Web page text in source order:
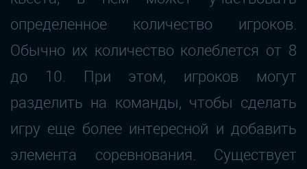
определенное количество игроков.
Обычно их количество колеблется от 8
до 10. При этом, игроков могут
разделить на команды, чтобы сделать
игру еще более интересной и добавить
элемента соревнования. Существует